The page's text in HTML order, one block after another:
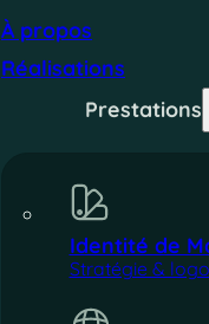
À propos
Réalisations
Prestations
Identité de
Stratégie & logo